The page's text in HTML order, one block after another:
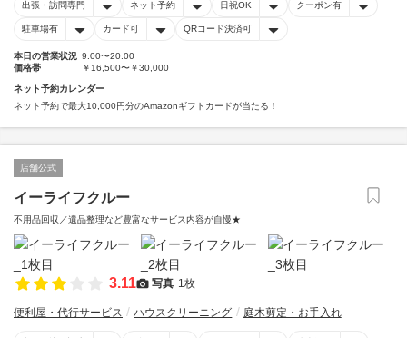
出張・訪問専門 ネット予約 日祝OK クーポン有
駐車場有 カード可 QRコード決済可
本日の営業状況 9:00〜20:00
価格帯
￥16,500〜￥30,000
ネット予約カレンダー
ネット予約で最大10,000円分のAmazonギフトカードが当たる！
店舗公式
イーライフクルー
不用品回収／遺品整理など豊富なサービス内容が自慢★
3.11 写真 1枚
便利屋・代行サービス ハウスクリーニング 庭木剪定・お手入れ